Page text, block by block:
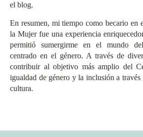
el blog.
En resumen, mi tiempo como becario en
la Mujer fue una experiencia
permitió sumergirme en el mundo
centrado en el género. A través de
contribuir al objetivo más amplio del
igualdad de género y la inclusión a
cultura.